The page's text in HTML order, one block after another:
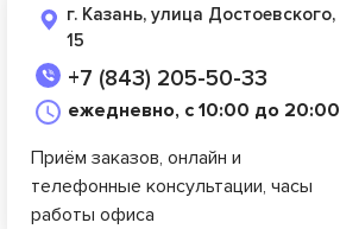
г. Казань, улица Достоевского,
15
+7 (843) 205-50-33
ежедневно, с 10:00 до 20:00
Приём заказов, онлайн и
телефонные консультации, часы
работы офиса